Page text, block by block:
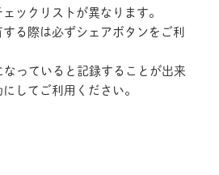
ックリストが異なります。
る際は必ずシェアボタンをご利
なっていると記録することが出来
してご利用ください。